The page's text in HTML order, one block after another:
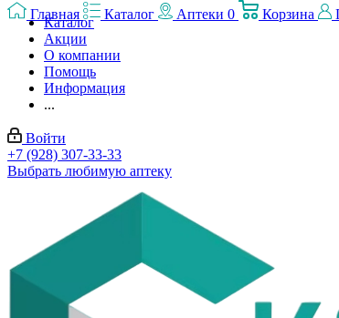
Каталог
Акции
О компании
Помощь
Информация
...
Войти
+7 (928) 307-33-33
Выбрать любимую аптеку
Главная Каталог Аптеки 0 Корзина